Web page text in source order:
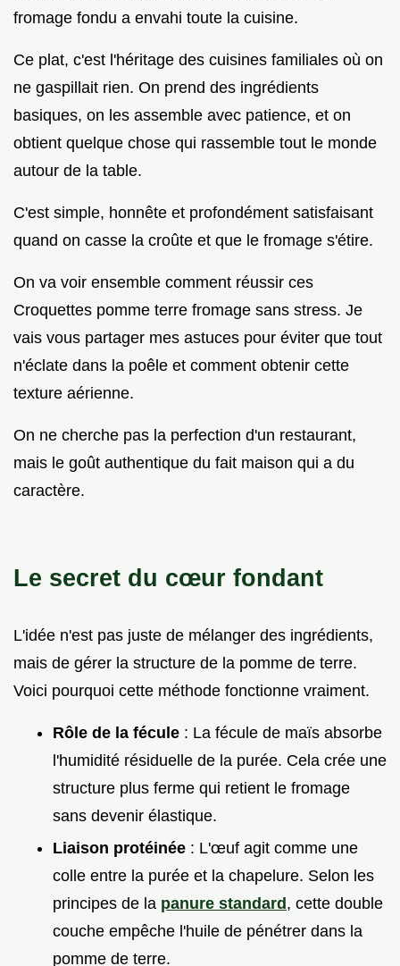
fromage fondu a envahi toute la cuisine.
Ce plat, c'est l'héritage des cuisines familiales où on
ne gaspillait rien. On prend des ingrédients
basiques, on les assemble avec patience, et on
obtient quelque chose qui rassemble tout le monde
autour de la table.
C'est simple, honnête et profondément satisfaisant
quand on casse la croûte et que le fromage s'étire.
On va voir ensemble comment réussir ces
Croquettes pomme terre fromage sans stress. Je
vais vous partager mes astuces pour éviter que tout
n'éclate dans la poêle et comment obtenir cette
texture aérienne.
On ne cherche pas la perfection d'un restaurant,
mais le goût authentique du fait maison qui a du
caractère.
Le secret du cœur fondant
L'idée n'est pas juste de mélanger des ingrédients,
mais de gérer la structure de la pomme de terre.
Voici pourquoi cette méthode fonctionne vraiment.
Rôle de la fécule : La fécule de maïs absorbe
l'humidité résiduelle de la purée. Cela crée une
structure plus ferme qui retient le fromage
sans devenir élastique.
Liaison protéinée : L'œuf agit comme une
colle entre la purée et la chapelure. Selon les
principes de la panure standard , cette double
couche empêche l'huile de pénétrer dans la
pomme de terre.